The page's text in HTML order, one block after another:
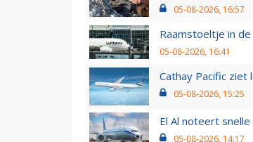
05-08-2026, 16:57
Raamstoeltje in
05-08-2026, 16:41
Cathay Pacific
05-08-2026, 15:25
El Al noteert
05-08-2026, 14:17